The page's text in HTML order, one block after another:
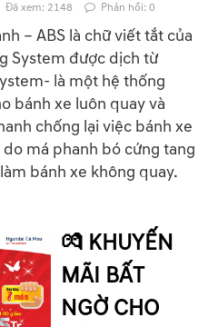
Đã xem: 2148 Phản hồi: 0
– ABS là chữ viết tắt của
System được dịch từ
là một hệ thống
bánh xe luôn quay và
chống lại việc bánh xe
má phanh bó cứng tang
bánh xe không quay.
💏 KHUYẾN
MÃI BẤT
NGỜ CHO